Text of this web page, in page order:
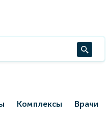
Комплексы Врачи